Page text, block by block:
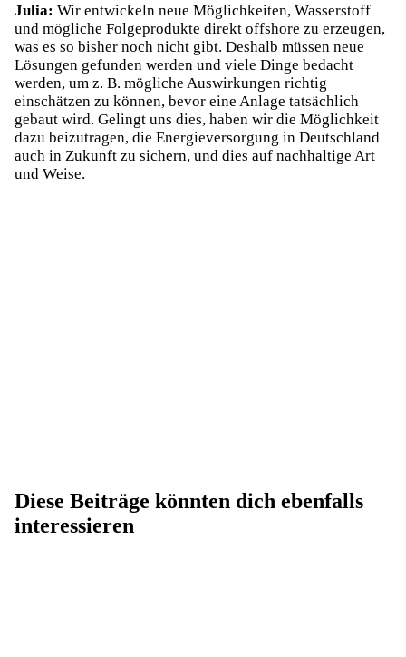
Julia: Wir entwickeln neue Möglichkeiten, Wasserstoff
und mögliche Folgeprodukte direkt offshore zu erzeugen,
was es so bisher noch nicht gibt. Deshalb müssen neue
Lösungen gefunden werden und viele Dinge bedacht
werden, um z. B. mögliche Auswirkungen richtig
einschätzen zu können, bevor eine Anlage tatsächlich
gebaut wird. Gelingt uns dies, haben wir die Möglichkeit
dazu beizutragen, die Energieversorgung in Deutschland
auch in Zukunft zu sichern, und dies auf nachhaltige Art
und Weise.
Diese Beiträge könnten dich ebenfalls
interessieren